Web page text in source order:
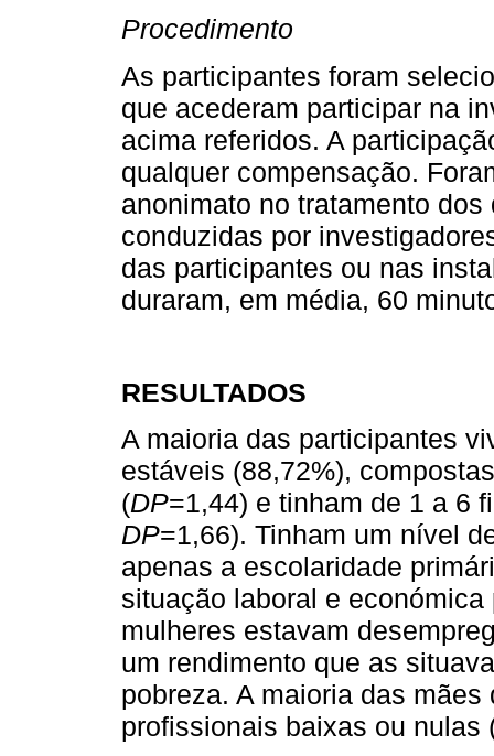
Procedimento
As participantes foram
que acederam participar na
acima referidos. A
qualquer compensação.
anonimato no tratamento
conduzidas por
das participantes ou nas
duraram, em média, 60
RESULTADOS
A maioria das participantes
estáveis (88,72%),
(DP=1,44) e tinham de 1 a 6
DP=1,66). Tinham um nível
apenas a escolaridade
situação laboral e
mulheres estavam
um rendimento que as
pobreza. A maioria das
profissionais baixas ou nulas